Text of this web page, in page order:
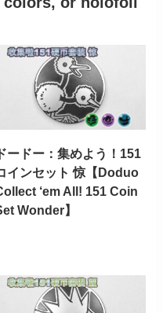
ードー：集めよう！151
インセット 惊【Doduo
‘em All! 151 Coin
Wonder】